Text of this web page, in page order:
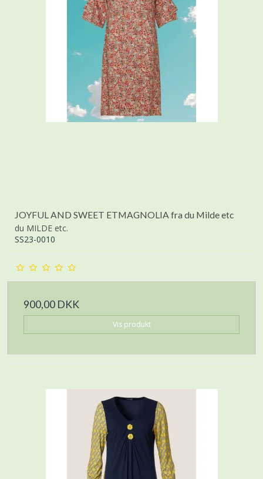
JOYFUL AND SWEET ETMAGNOLIA fra du Milde etc
du MILDE etc.
SS23-0010
900,00 DKK
Vis produkt